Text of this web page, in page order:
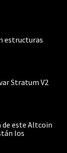
estructuras
Stratum V2
de este Altcoin
los